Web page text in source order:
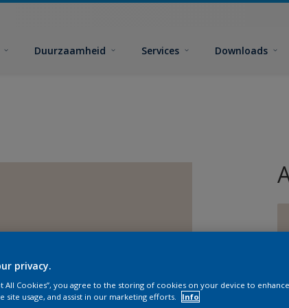
Duurzaamheid Services Downloads
privacy.
All Cookies”, you agree to the storing of cookies on your device to
site usage, and assist in our marketing efforts.
Info